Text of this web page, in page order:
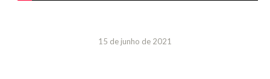
15 de junho de 2021